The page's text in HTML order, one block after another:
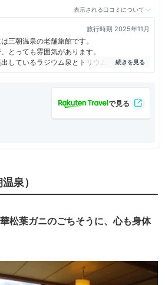
表示される口コミについて
旅行時期 2025年11月
三朝温泉の老舗旅館です。
とっても雰囲気があります。
しているラジウム泉とトリウム泉の湯船があ
しみわたる良いお湯でした。
なだけあり素晴らしいのですが、そういった
だったので少し寒かったです。
とかがあるのかな？（エアコンはありまし
泉）
松葉ガニのごちそうに、心も身体